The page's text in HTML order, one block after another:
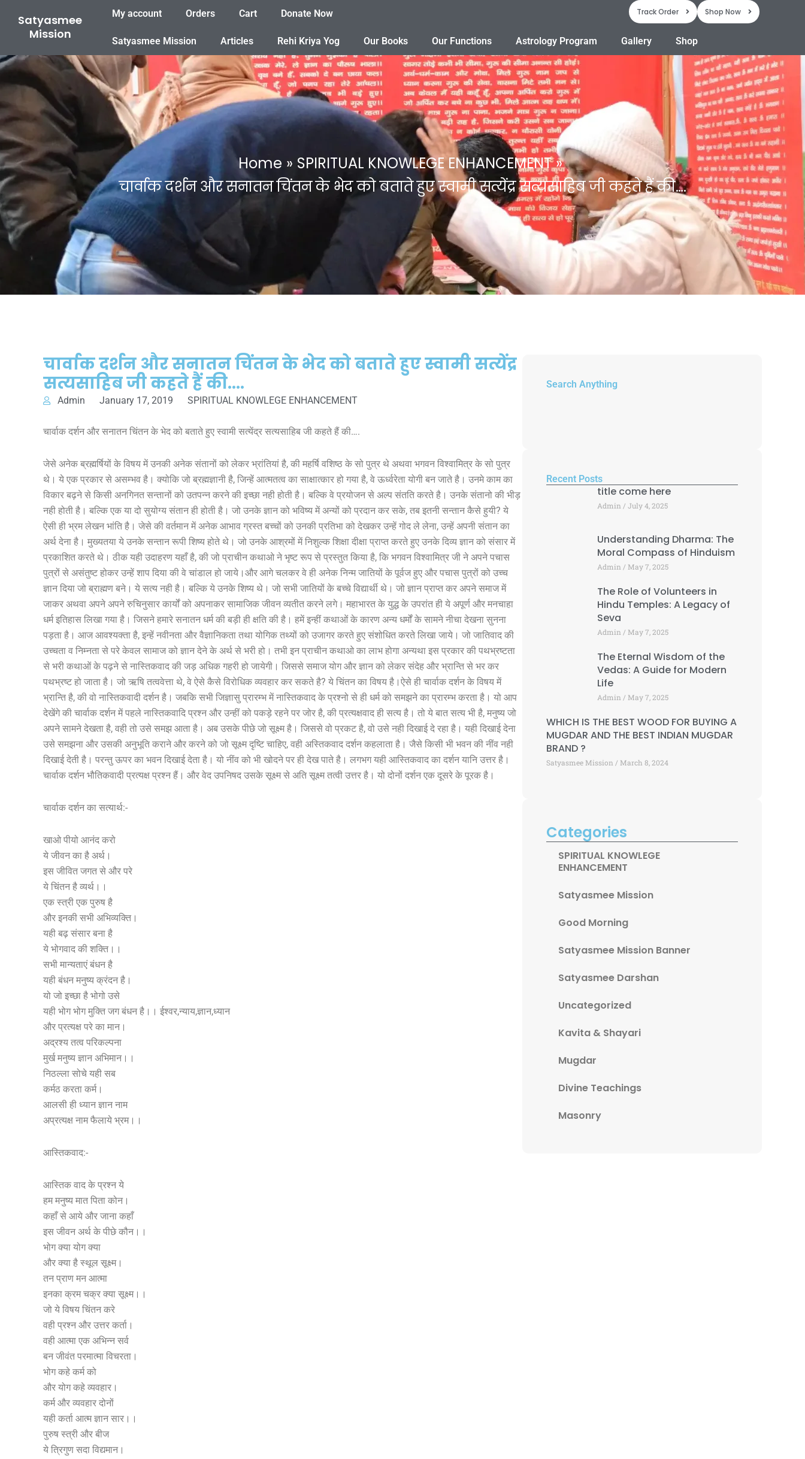
content
Satyasmee
Mission
My account Orders Cart Donate Now Track Order Shop Now
Satyasmee Mission Articles Rehi Kriya Yog Our Books Our Functions Astrology Program Gallery Shop
Home
SPIRITUAL KNOWLEGE ENHANCEMENT
चार्वाक दर्शन और सनातन चिंतन के भेद को बताते हुए स्वामी सत्येंद्र सत्यसाहिब जी कहते हैं की….
चार्वाक दर्शन और सनातन चिंतन के भेद को बताते हुए स्वामी सत्येंद्र
सत्यसाहिब जी कहते हैं की….
Admin January 17, 2019 SPIRITUAL KNOWLEGE ENHANCEMENT
चार्वाक दर्शन और सनातन चिंतन के भेद को बताते हुए स्वामी सत्येंद्र सत्यसाहिब जी कहते हैं की….
जेसे अनेक ब्रह्मर्षियों के विषय में उनकी अनेक संतानों को लेकर भ्रांतियां है, की महर्षि वशिष्ठ के सो पुत्र थे अथवा भगवन विश्वामित्र के सो पुत्र
थे। ये एक प्रकार से असम्भव है। क्योकि जो ब्रह्मज्ञानी है, जिन्हें आत्मतत्व का साक्षात्कार हो गया है, वे ऊर्ध्वरेता योगी बन जाते है। उनमे काम का
विकार बढ़ने से किसी अनगिनत सन्तानों को उतपन्न करने की इच्छा नही होती है। बल्कि वे प्रयोजन से अल्प संतति करते है। उनके संतानो की भीड़
नही होती है। बल्कि एक या दो सुयोग्य संतान ही होती है। जो उनके ज्ञान को भविष्य में अन्यों को प्रदान कर सके, तब इतनी सन्तान कैसे हुयी? ये
ऐसी ही भ्रम लेखन भांति है। जेसे की वर्तमान में अनेक आभाव ग्रस्त बच्चों को उनकी प्रतिभा को देखकर उन्हें गोद ले लेना, उन्हें अपनी संतान का
अर्थ देना है। मुख्यतया ये उनके सन्तान रूपी शिष्य होते थे। जो उनके आश्रमों में निशुल्क शिक्षा दीक्षा प्राप्त करते हुए उनके दिव्य ज्ञान को संसार में
प्रकाशित करते थे। ठीक यही उदाहरण यहाँ है, की जो प्राचीन कथाओ ने भृष्ट रूप से प्रस्तुत किया है, कि भगवन विश्वामित्र जी ने अपने पचास
पुत्रों से असंतुष्ट होकर उन्हें शाप दिया की वे चांडाल हो जाये।और आगे चलकर वे ही अनेक निन्म जातियों के पूर्वज हुए और पचास पुत्रों को उच्च
ज्ञान दिया जो ब्राह्मण बने। ये सत्य नही है। बल्कि ये उनके शिष्य थे। जो सभी जातियों के बच्चे विद्यार्थी थे। जो ज्ञान प्राप्त कर अपने समाज में
जाकर अथवा अपने अपने रुचिनुसार कार्यों को अपनाकर सामाजिक जीवन व्यतीत करने लगे। महाभारत के युद्ध के उपरांत ही ये अपूर्ण और मनचाहा
धर्म इतिहास लिखा गया है। जिसने हमारे सनातन धर्म की बड़ी ही क्षति की है। हमें इन्हीं कथाओं के कारण अन्य धर्मों के सामने नीचा देखना सुनना
पड़ता है। आज आवश्यक्ता है, इन्हें नवीनता और वैज्ञानिकता तथा योगिक तथ्यों को उजागर करते हुए संशोधित करते लिखा जाये। जो जातिवाद की
उच्चता व निम्नता से परे केवल सामाज को ज्ञान देने के अर्थ से भरी हो। तभी इन प्राचीन कथाओ का लाभ होगा अन्यथा इस प्रकार की पथभ्रष्टता
से भरी कथाओं के पढ़ने से नास्तिकवाद की जड़ अधिक गहरी हो जायेगी। जिससे समाज योग और ज्ञान को लेकर संदेह और भ्रान्ति से भर कर
पथभ्रष्ट हो जाता है। जो ऋषि तत्ववेत्ता थे, वे ऐसे कैसे विरोधिक व्यवहार कर सकते है? ये चिंतन का विषय है।ऐसे ही चार्वाक दर्शन के विषय में
भ्रान्ति है, की वो नास्तिकवादी दर्शन है। जबकि सभी जिज्ञासु प्रारम्भ में नास्तिकवाद के प्रश्नो से ही धर्म को समझने का प्रारम्भ करता है। यो आप
देखेंगे की चार्वाक दर्शन में पहले नास्तिकवादि प्रश्न और उन्हीं को पकड़े रहने पर जोर है, की प्रत्यक्षवाद ही सत्य है। तो ये बात सत्य भी है, मनुष्य जो
अपने सामने देखता है, वही तो उसे समझ आता है। अब उसके पीछे जो सूक्ष्म है। जिससे वो प्रकट है, वो उसे नही दिखाई दे रहा है। यही दिखाई देना
उसे समझना और उसकी अनुभूति कराने और करने को जो सूक्ष्म दृष्टि चाहिए, वही अस्तिकवाद दर्शन कहलाता है। जैसे किसी भी भवन की नींव नही
दिखाई देती है। परन्तु ऊपर का भवन दिखाई देता है। यो नींव को भी खोदने पर ही देख पाते है। लगभग यही आस्तिकवाद का दर्शन यानि उत्तर है।
चार्वाक दर्शन भौतिकवादी प्रत्यक्ष प्रश्न हैं। और वेद उपनिषद उसके सूक्ष्म से अति सूक्ष्म तत्वी उत्तर है। यो दोनों दर्शन एक दूसरे के पूरक है।
चार्वाक दर्शन का सत्यार्थ:-
खाओ पीयो आनंद करो
ये जीवन का है अर्थ।
इस जीवित जगत से और परे
ये चिंतन है व्यर्थ।।
एक स्त्री एक पुरुष है
और इनकी सभी अभिव्यक्ति।
यही बढ़ संसार बना है
ये भोगवाद की शक्ति।।
सभी मान्यताएं बंधन है
यही बंधन मनुष्य क्रंदन है।
यो जो इच्छा है भोगो उसे
यही भोग भोग मुक्ति जग बंधन है।। ईश्वर,न्याय,ज्ञान,ध्यान
और प्रत्यक्ष परे का मान।
अद्रश्य तत्व परिकल्पना
मुर्ख मनुष्य ज्ञान अभिमान।।
निठल्ला सोचे यही सब
कर्मठ करता कर्म।
आलसी ही ध्यान ज्ञान नाम
अप्रत्यक्ष नाम फैलाये भ्रम।।
आस्तिकवाद:-
आस्तिक वाद के प्रश्न ये
हम मनुष्य मात पिता कोन।
कहाँ से आये और जाना कहाँ
इस जीवन अर्थ के पीछे कौन।।
भोग क्या योग क्या
और क्या है स्थूल सूक्ष्म।
तन प्राण मन आत्मा
इनका क्रम चक्र क्या सूक्ष्म।।
जो ये विषय चिंतन करे
वही प्रश्न और उत्तर कर्ता।
वही आत्मा एक अभिन्न सर्व
बन जीवंत परमात्मा विचरता।
भोग कहे कर्म को
और योग कहे व्यवहार।
कर्म और व्यवहार दोनों
यही कर्ता आत्म ज्ञान सार।।
पुरुष स्त्री और बीज
ये त्रिगुण सदा विद्यमान।
Search Anything
Recent Posts
title come here
Admin July 4, 2025
Understanding Dharma: The
Moral Compass of Hinduism
Admin May 7, 2025
The Role of Volunteers in
Hindu Temples: A Legacy of
Seva
Admin May 7, 2025
The Eternal Wisdom of the
Vedas: A Guide for Modern
Life
Admin May 7, 2025
WHICH IS THE BEST WOOD FOR BUYING A
MUGDAR AND THE BEST INDIAN MUGDAR
BRAND ?
Satyasmee Mission March 8, 2024
Categories
SPIRITUAL KNOWLEGE
ENHANCEMENT
Satyasmee Mission
Good Morning
Satyasmee Mission Banner
Satyasmee Darshan
Uncategorized
Kavita & Shayari
Mugdar
Divine Teachings
Masonry